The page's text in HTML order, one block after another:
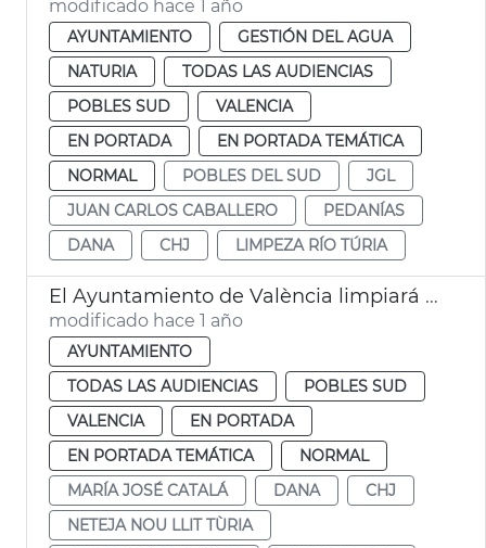
modificado hace 1 año
AYUNTAMIENTO
GESTIÓN DEL AGUA
NATURIA
TODAS LAS AUDIENCIAS
POBLES SUD
VALENCIA
EN PORTADA
EN PORTADA TEMÁTICA
NORMAL
POBLES DEL SUD
JGL
JUAN CARLOS CABALLERO
PEDANÍAS
DANA
CHJ LIMPEZA RÍO TÚRIA
El Ayuntamiento de València limpiará el nuevo cauce del Túria
modificado hace 1 año
AYUNTAMIENTO
TODAS LAS AUDIENCIAS
POBLES SUD
VALENCIA
EN PORTADA
EN PORTADA TEMÁTICA
NORMAL
MARÍA JOSÉ CATALÁ
DANA
CHJ
NETEJA NOU LLIT TÙRIA